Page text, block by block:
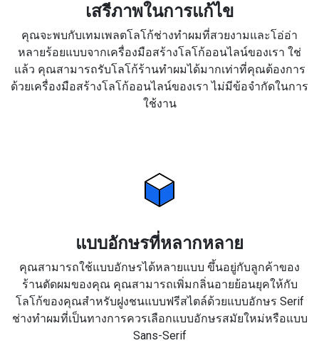
เสรีภาพในการแก้ไข
คุณจะพบกับเทมเพลตโลโก้ช่างทำผมที่สวยงามและโอ่อ่า
หลายร้อยแบบจากเครื่องมือสร้างโลโก้ออนไลน์ของเรา ใช่
แล้ว คุณสามารถรับโลโก้ร้านทำผมได้มากเท่าที่คุณต้องการ
ด้วยเครื่องมือสร้างโลโก้ออนไลน์ของเรา ไม่มีข้อจำกัดในการ
ใช้งาน
แบบอักษรที่หลากหลาย
คุณสามารถใช้แบบอักษรได้หลายแบบ ขึ้นอยู่กับลูกค้าของ
ร้านตัดผมของคุณ คุณสามารถเพิ่มกลิ่นอายย้อนยุคให้กับ
โลโก้ของคุณสำหรับฝูงชนแบบฟรีสไตล์ด้วยแบบอักษร Serif
ช่างทำผมที่เป็นทางการควรเลือกแบบอักษรสมัยใหม่หรือแบบ
Sans-Serif